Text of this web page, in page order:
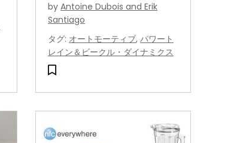
efficiencies and longer
driving range.
by Antoine Dubois and Erik
Santiago
タグ: オートモーティブ, パワート
レイン＆ビークル・ダイナミクス